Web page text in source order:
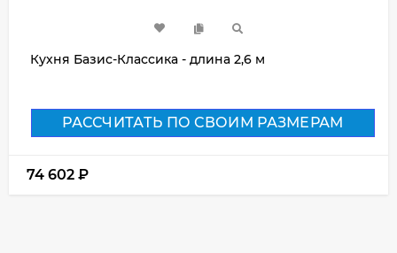
Кухня Базис-Классика - длина 2,6 м
РАССЧИТАТЬ ПО СВОИМ РАЗМЕРАМ
74 602 ₽